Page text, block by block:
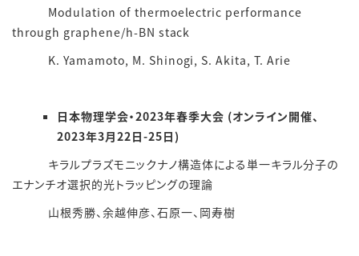
Modulation of thermoelectric performance
through graphene/h-BN stack
K. Yamamoto, M. Shinogi, S. Akita, T. Arie
日本物理学会・2023年春季大会 (オンライン開催、
2023年3月22日-25日)
キラルプラズモニックナノ構造体による単一キラル分子の
エナンチオ選択的光トラッピングの理論
山根秀勝、余越伸彦、石原一、岡寿樹